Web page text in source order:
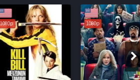
1080p